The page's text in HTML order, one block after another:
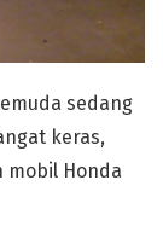
sedang
keras,
mobil Honda